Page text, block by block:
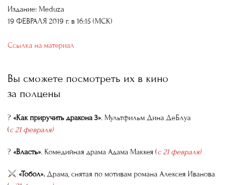
Издание: Meduza
19 ФЕВРАЛЯ 2019 г. в 16:15 (МСК)
Ссылка на материал
Вы сможете посмотреть их в кино
за полцены
? «Как приручить дракона 3». Мультфильм Дина ДеБлуа
(с 21 февраля)
? «Власть». Комедийная драма Адама Маккея (с 21 февраля)
«Тобол». Драма, снятая по мотивам романа Алексея Иванова